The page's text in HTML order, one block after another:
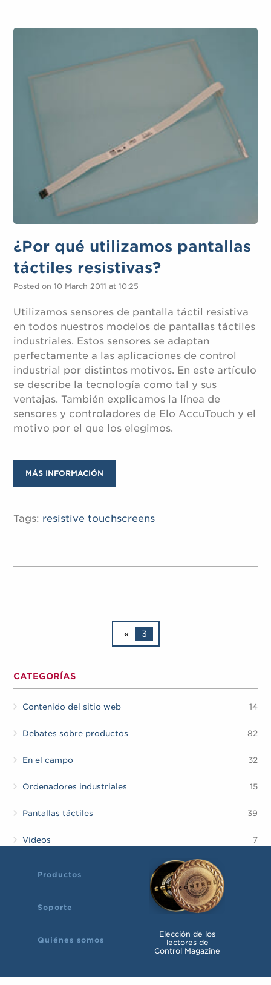
¿Por qué utilizamos pantallas
táctiles resistivas?
Posted on 10 March 2011 at 10:25
Utilizamos sensores de pantalla táctil resistiva
en todos nuestros modelos de pantallas táctiles
industriales. Estos sensores se adaptan
perfectamente a las aplicaciones de control
industrial por distintos motivos. En este artículo
se describe la tecnología como tal y sus
ventajas. También explicamos la línea de
sensores y controladores de Elo AccuTouch y el
motivo por el que los elegimos.
MÁS INFORMACIÓN
Tags: resistive touchscreens
« 3
CATEGORÍAS
Contenido del sitio web 14
Debates sobre productos 82
En el campo 32
Ordenadores industriales 15
Pantallas táctiles 39
Videos 7
Productos
Soporte
Quiénes somos
Elección de los
lectores de
Control Magazine